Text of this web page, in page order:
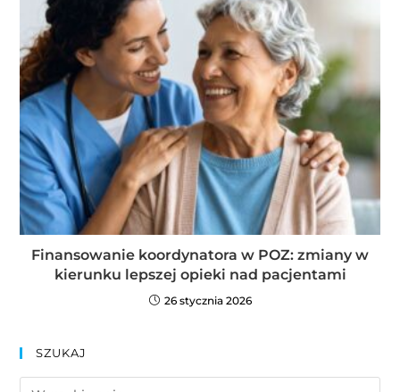
Finansowanie koordynatora w POZ: zmiany w
kierunku lepszej opieki nad pacjentami
26 stycznia 2026
SZUKAJ